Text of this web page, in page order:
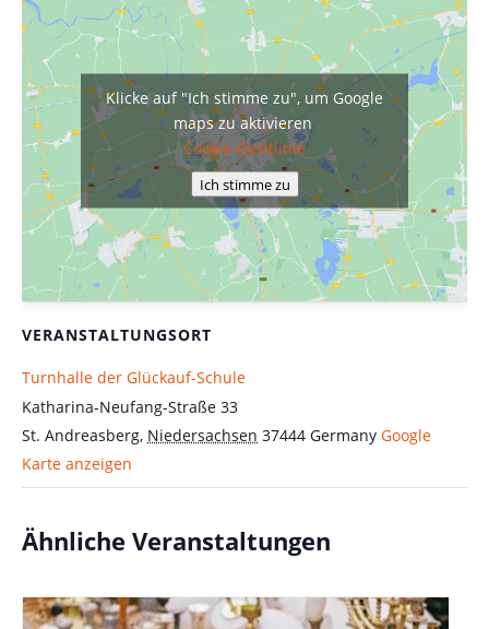
VERANSTALTUNGSORT
Turnhalle der Glückauf-Schule
Katharina-Neufang-Straße 33
St. Andreasberg, Niedersachsen 37444 Germany Google
Karte anzeigen
Klicke auf "Ich stimme zu", um Google
maps zu aktivieren
Cookie-Richtlinie
Ich stimme zu
Ähnliche Veranstaltungen